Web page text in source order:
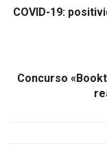
COVID-19:
Concurso